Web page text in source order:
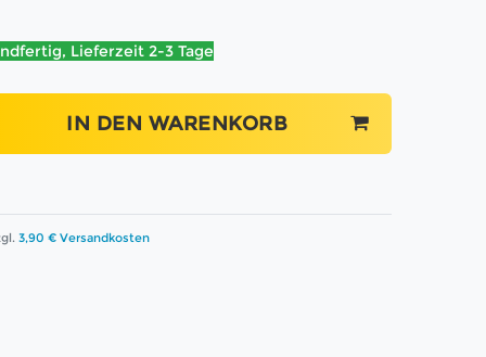
Lieferzeit 2-3 Tage
IN DEN WARENKORB
3,90 € Versandkosten